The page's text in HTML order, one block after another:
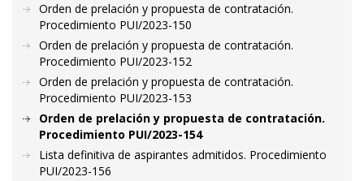
Orden de prelación y propuesta de contratación.
Procedimiento PUI/2023-150
Orden de prelación y propuesta de contratación.
Procedimiento PUI/2023-152
Orden de prelación y propuesta de contratación.
Procedimiento PUI/2023-153
Orden de prelación y propuesta de contratación.
Procedimiento PUI/2023-154
Lista definitiva de aspirantes admitidos. Procedimiento
PUI/2023-156